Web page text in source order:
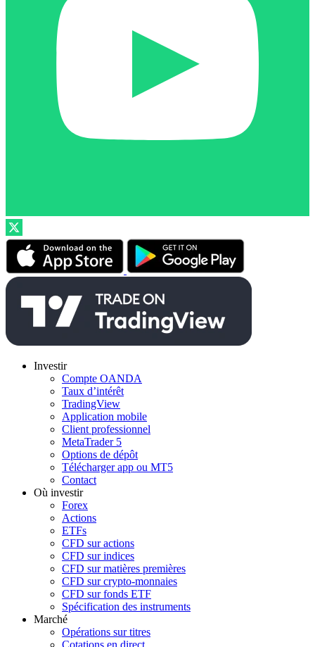
Investir
Compte OANDA
Taux d’intérêt
TradingView
Application mobile
Client professionnel
MetaTrader 5
Options de dépôt
Télécharger app ou MT5
Contact
Où investir
Forex
Actions
ETFs
CFD sur actions
CFD sur indices
CFD sur matières premières
CFD sur crypto-monnaies
CFD sur fonds ETF
Spécification des instruments
Marché
Opérations sur titres
Cotations en direct